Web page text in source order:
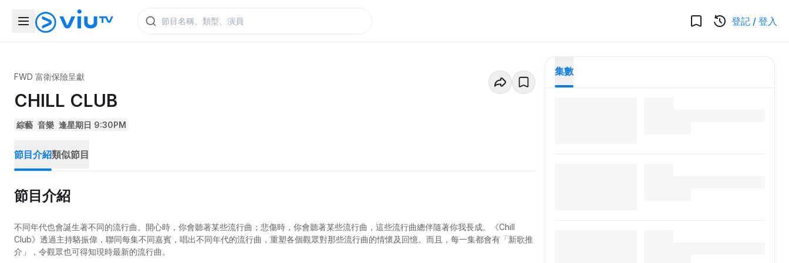
登記 / 登入
FWD 富衛保險呈獻
CHILL CLUB
綜藝 音樂 逢星期日 9:30PM
節目介紹類似節目
節目介紹
不同年代也會誕生著不同的流行曲。開心時，你會聽著某些流行曲；悲傷時，你會聽著某些流行曲，這些流行曲總伴隨著你我長成。《Chill
Club》透過主持駱振偉，聯同每集不同嘉賓，唱出不同年代的流行曲，重塑各個觀眾對那些流行曲的情懷及回憶。而且，每一集都會有「新歌推
介」，令觀眾也可得知現時最新的流行曲。
集數